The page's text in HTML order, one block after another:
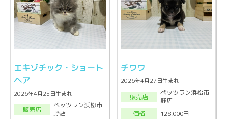
エキゾチック・ショート
ヘア
2026年4月25日生まれ
販売店
ペッツワン浜松市
野店
チワワ
2026年4月27日生まれ
販売店
ペッツワン浜松市
野店
価格
128,000円